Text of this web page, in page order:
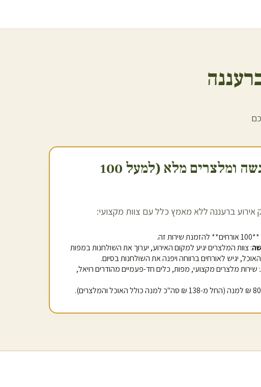
רעננה
2. שירות הגשה ומלצרים מלא (למעל 100
אירוע ברעננה ללא מאמץ כלל עם צוות מקצועי:
זה.
: צוות המלצרים יגיע למקום האירוע, יערוך את השולחנות במפות
יגיש לאורחים ברווחה ויפנה את השולחנות בסיום.
: שירות מלצרים מקצועי, מפות, כלים חד-פעמיים מהודרים רויאל,